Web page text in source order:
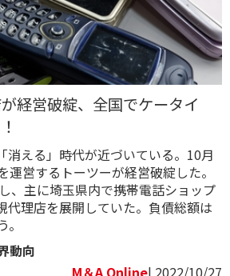
経営破綻、全国でケータイ
消える」時代が近づいている。10月
運営するトーツーが経営破綻した。
、主に埼玉県内で携帯電話ショップ
代理店を展開していた。負債総額は
動向